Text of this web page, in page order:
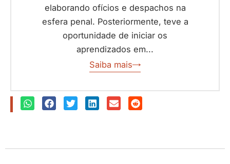
elaborando ofícios e despachos na
esfera penal. Posteriormente, teve a
oportunidade de iniciar os
aprendizados em...
Saiba mais